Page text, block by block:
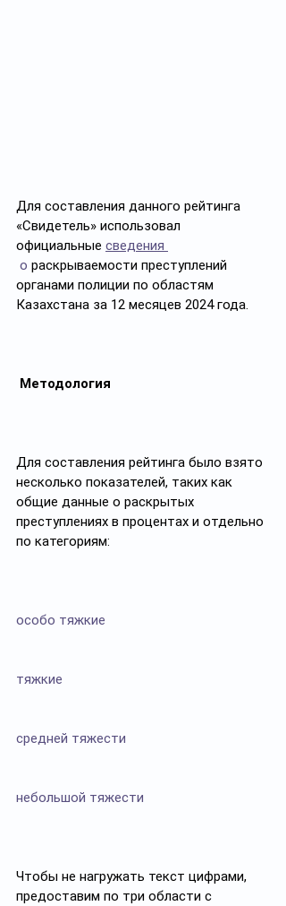
Для составления данного рейтинга
«Свидетель» использовал
официальные сведения
о раскрываемости преступлений
органами полиции по областям
Казахстана за 12 месяцев 2024 года.
Методология
Для составления рейтинга было взято
несколько показателей, таких как
общие данные о раскрытых
преступлениях в процентах и отдельно
по категориям:
особо тяжкие
тяжкие
средней тяжести
небольшой тяжести
Чтобы не нагружать текст цифрами,
предоставим по три области с